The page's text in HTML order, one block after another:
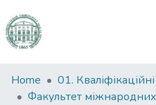
Communities
&
Home